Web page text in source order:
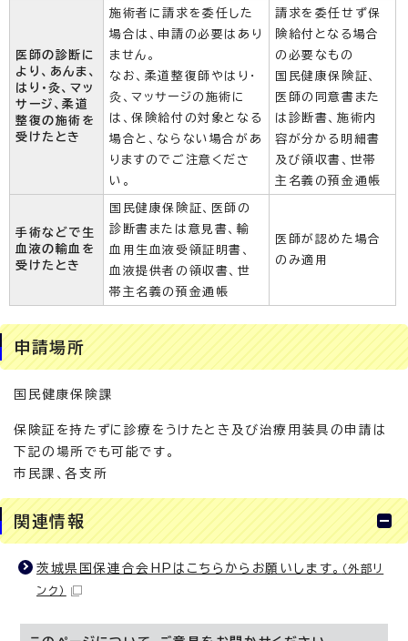
医師の診断に
より、あんま、
はり・灸、マッ
サージ、柔道
整復の施術を
受けたとき
施術者に請求を委任した
場合は、申請の必要はあり
ません。
なお、柔道整復師やはり・
灸、マッサージの施術に
は、保険給付の対象となる
場合と、ならない場合があ
りますのでご注意くださ
い。
請求を委任せず保
険給付となる場合
の必要なもの
国民健康保険証、
医師の同意書また
は診断書、施術内
容が分かる明細書
及び領収書、世帯
主名義の預金通帳
手術などで生
血液の輸血を
受けたとき
国民健康保険証、医師の
診断書または意見書、輸
血用生血液受領証明書、
血液提供者の領収書、世
帯主名義の預金通帳
医師が認めた場合
のみ適用
申請場所
国民健康保険課
保険証を持たずに診療をうけたとき及び治療用装具の申請は
下記の場所でも可能です。
市民課、各支所
関連情報
茨城県国保連合会HPはこちらからお願いします。 （外部リ
ンク）